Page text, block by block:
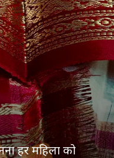
हर महिला को